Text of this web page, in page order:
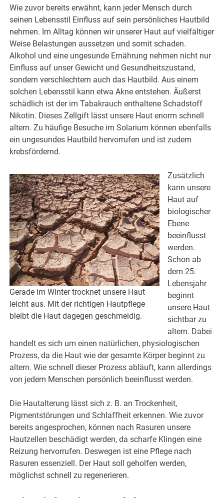
Wie zuvor bereits erwähnt, kann jeder Mensch durch
seinen Lebensstil Einfluss auf sein persönliches Hautbild
nehmen. Im Alltag können wir unserer Haut auf vielfältiger
Weise Belastungen aussetzen und somit schaden.
Alkohol und eine ungesunde Ernährung nehmen nicht nur
Einfluss auf unser Gewicht und Gesundheitszustand,
sondern verschlechtern auch das Hautbild. Aus einem
solchen Lebensstil kann etwa Akne entstehen. Äußerst
schädlich ist der im Tabakrauch enthaltene Schadstoff
Nikotin. Dieses Zellgift lässt unsere Haut enorm schnell
altern. Zu häufige Besuche im Solarium können ebenfalls
ein ungesundes Hautbild hervorrufen und ist zudem
krebsfördernd.
Gerade im Winter trocknet unsere Haut
leicht aus. Mit der richtigen Hautpflege
bleibt die Haut dagegen geschmeidig.
Zusätzlich
kann unsere
Haut auf
biologischer
Ebene
beeinflusst
werden.
Schon ab
dem 25.
Lebensjahr
beginnt
unsere Haut
sichtbar zu
altern. Dabei
handelt es sich um einen natürlichen, physiologischen
Prozess, da die Haut wie der gesamte Körper beginnt zu
altern. Wie schnell dieser Prozess abläuft, kann allerdings
von jedem Menschen persönlich beeinflusst werden.
Die Hautalterung lässt sich z. B. an Trockenheit,
Pigmentstörungen und Schlaffheit erkennen. Wie zuvor
bereits angesprochen, können nach Rasuren unsere
Hautzellen beschädigt werden, da scharfe Klingen eine
Reizung hervorrufen. Deswegen ist eine Pflege nach
Rasuren essenziell. Der Haut soll geholfen werden,
möglichst schnell zu regenerieren.